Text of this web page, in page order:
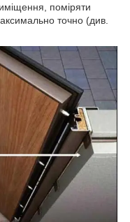
поміряти
точно (див.